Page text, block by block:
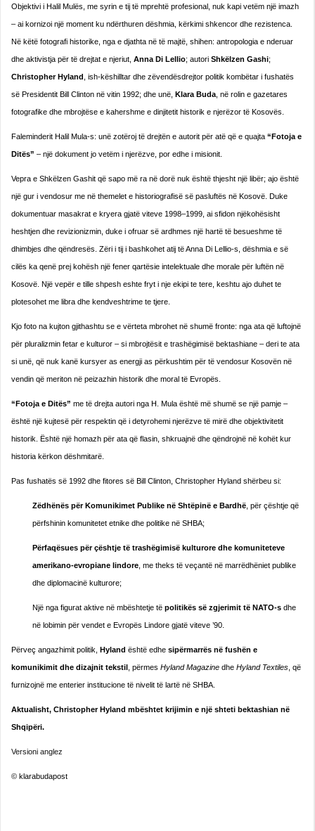
Objektivi i Halil Mulës, me syrin e tij të mprehtë profesional, nuk kapi vetëm një imazh
– ai kornizoi një moment ku ndërthuren dëshmia, kërkimi shkencor dhe rezistenca.
Në këtë fotografi historike, nga e djathta në të majtë, shihen: antropologia e nderuar
dhe aktivistja për të drejtat e njeriut, Anna Di Lellio; autori Shkëlzen Gashi;
Christopher Hyland , ish-këshilltar dhe zëvendësdrejtor politik kombëtar i fushatës
së Presidentit Bill Clinton në vitin 1992; dhe unë, Klara Buda , në rolin e gazetares
fotografike dhe mbrojtëse e kahershme e dinjitetit historik e njerëzor të Kosovës.
Faleminderit Halil Mula-s: unë zotëroj të drejtën e autorit për atë që e quajta “Fotoja e
Ditës” – një dokument jo vetëm i njerëzve, por edhe i misionit.
Vepra e Shkëlzen Gashit që sapo më ra në dorë nuk është thjesht një libër; ajo është
një gur i vendosur me në themelet e historiografisë së pasluftës në Kosovë. Duke
dokumentuar masakrat e kryera gjatë viteve 1998–1999, ai sfidon njëkohësisht
heshtjen dhe revizionizmin, duke i ofruar së ardhmes një hartë të besueshme të
dhimbjes dhe qëndresës. Zëri i tij i bashkohet atij të Anna Di Lellio-s, dëshmia e së
cilës ka qenë prej kohësh një fener qartësie intelektuale dhe morale për luftën në
Kosovë. Një vepër e tille shpesh eshte fryt i nje ekipi te tere, keshtu ajo duhet te
plotesohet me libra dhe kendveshtrime te tjere.
Kjo foto na kujton gjithashtu se e vërteta mbrohet në shumë fronte: nga ata që luftojnë
për pluralizmin fetar e kulturor – si mbrojtësit e trashëgimisë bektashiane – deri te ata
si unë, që nuk kanë kursyer as energji as përkushtim për të vendosur Kosovën në
vendin që meriton në peizazhin historik dhe moral të Evropës.
“Fotoja e Ditës” me të drejta autori nga H. Mula është më shumë se një pamje –
është një kujtesë për respektin që i detyrohemi njerëzve të mirë dhe objektivitetit
historik. Është një homazh për ata që flasin, shkruajnë dhe qëndrojnë në kohët kur
historia kërkon dëshmitarë.
Pas fushatës së 1992 dhe fitores së Bill Clinton, Christopher Hyland shërbeu si:
Zëdhënës për Komunikimet Publike në Shtëpinë e Bardhë , për çështje që
përfshinin komunitetet etnike dhe politike në SHBA;
Përfaqësues për çështje të trashëgimisë kulturore dhe komuniteteve
amerikano-evropiane lindore , me theks të veçantë në marrëdhëniet publike
dhe diplomacinë kulturore;
Një nga figurat aktive në mbështetje të politikës së zgjerimit të NATO-s dhe
në lobimin për vendet e Evropës Lindore gjatë viteve ’90.
Përveç angazhimit politik, Hyland është edhe sipërmarrës në fushën e
komunikimit dhe dizajnit tekstil , përmes Hyland Magazine dhe Hyland Textiles , që
furnizojnë me enterier institucione të nivelit të lartë në SHBA.
Aktualisht, Christopher Hyland mbështet krijimin e një shteti bektashian në
Shqipëri.
Versioni anglez
© klarabudapost